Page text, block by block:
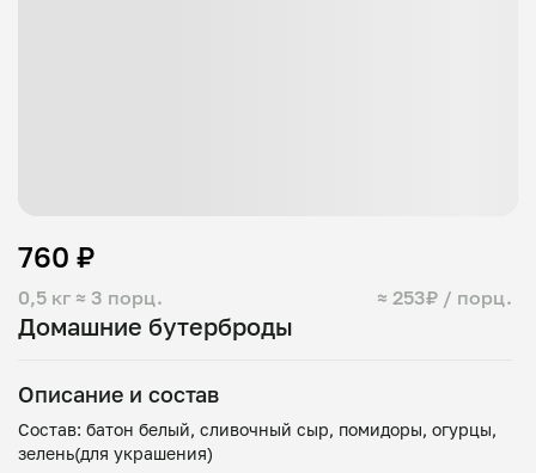
Домашние бутерброды
0,5 кг ≈ 3 порц. ≈ 253₽ / порц.
760 ₽
Описание и состав
Состав: батон белый, сливочный сыр, помидоры, огурцы,